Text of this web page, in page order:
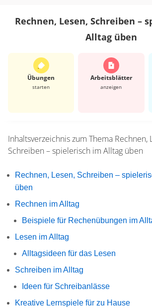
Rechnen, Lesen, Schreiben –
Alltag üben
Übungen
starten
Arbeits­blätter
anzeigen
Inhaltsverzeichnis zum Thema Rechnen,
Schreiben – spielerisch im Alltag üben
Rechnen, Lesen, Schreiben –
üben
Rechnen im Alltag
Beispiele für Rechenübungen im
Lesen im Alltag
Alltagsideen für das Lesen
Schreiben im Alltag
Ideen für Schreibanlässe
Kreative Lernspiele für zu Hause